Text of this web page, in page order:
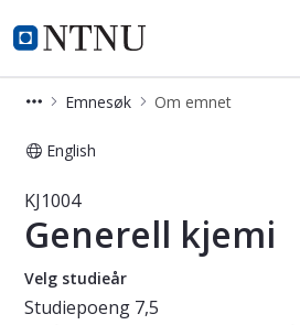
NTNU Hjemmeside
Studier
Emnesøk Om emnet
English
Emne - Generell kjemi
KJ1004
Generell kjemi
Velg studieår
Studiepoeng 7,5